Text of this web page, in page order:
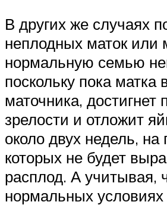
В других же случаях
неплодных маток или
нормальную семью
поскольку пока матка
маточника, достигнет
зрелости и отложит
около двух недель, на
которых не будет
расплод. А учитывая,
нормальных